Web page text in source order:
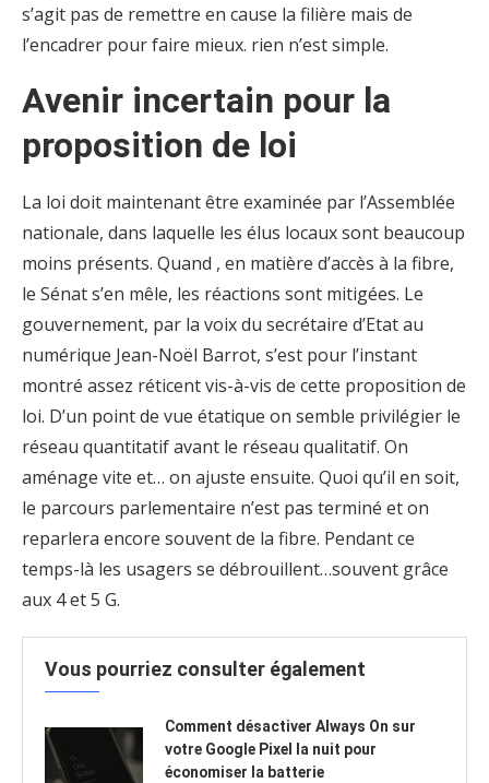
s’agit pas de remettre en cause la filière mais de
l’encadrer pour faire mieux. rien n’est simple.
Avenir incertain pour la
proposition de loi
La loi doit maintenant être examinée par l’Assemblée
nationale, dans laquelle les élus locaux sont beaucoup
moins présents. Quand , en matière d’accès à la fibre,
le Sénat s’en mêle, les réactions sont mitigées. Le
gouvernement, par la voix du secrétaire d’Etat au
numérique Jean-Noël Barrot, s’est pour l’instant
montré assez réticent vis-à-vis de cette proposition de
loi. D’un point de vue étatique on semble privilégier le
réseau quantitatif avant le réseau qualitatif. On
aménage vite et… on ajuste ensuite. Quoi qu’il en soit,
le parcours parlementaire n’est pas terminé et on
reparlera encore souvent de la fibre. Pendant ce
temps-là les usagers se débrouillent…souvent grâce
aux 4 et 5 G.
Vous pourriez consulter également
Comment désactiver Always On sur
votre Google Pixel la nuit pour
économiser la batterie